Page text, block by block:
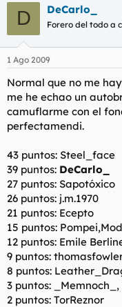
D DeCarlo_
Forero del todo a
1 Ago 2009
Normal que no me
me he echao un
camuflarme con el
perfectamendi.
43 puntos: Steel_face
39 puntos: DeCarlo_
27 puntos: Sapotóxico
26 puntos: j.m.1970
21 puntos: Ecepto
15 puntos:
12 puntos: Emile
9 puntos:
8 puntos:
3 puntos:
2 puntos: TorReznor